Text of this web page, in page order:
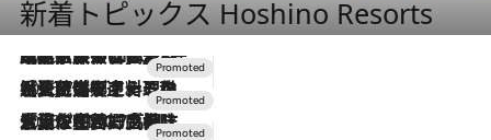
新着トピックス Hoshino Resorts
2026.7.31
【ホテル帰省】という選択肢をOMOが提案。家族とほどよい距離を保つには「昼は実家、夜は気兼ねなくホテルで！」
2026.7.24
【夏限定ディナーコース】旬を迎える稚鮎や花ズッキーニなどをイタリア・トスカーナの郷土料理の手法で満喫！
2026.7.17
「土佐和ハーブかき氷」がOMO7高知に登場！生姜、山椒、大葉など目にも舌にも涼を呼ぶ郷土の味